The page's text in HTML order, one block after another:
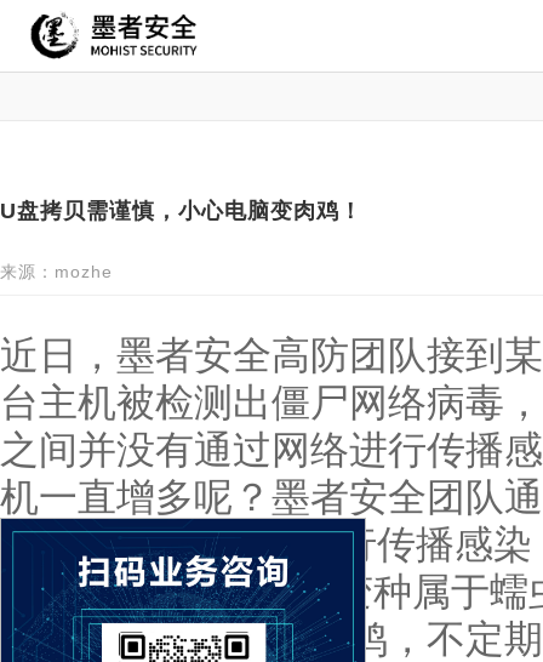
U盘拷贝需谨慎，小心电脑变肉鸡！
来源：mozhe
近日，墨者安全高防团队接到
台主机被检测出僵尸网络病毒
之间并没有通过网络进行传播
机一直增多呢？墨者安全团队
个病毒是通过U盘进行传播感
种。该DorkBot病毒变种属于
机都会沦为黑客的肉鸡，不定